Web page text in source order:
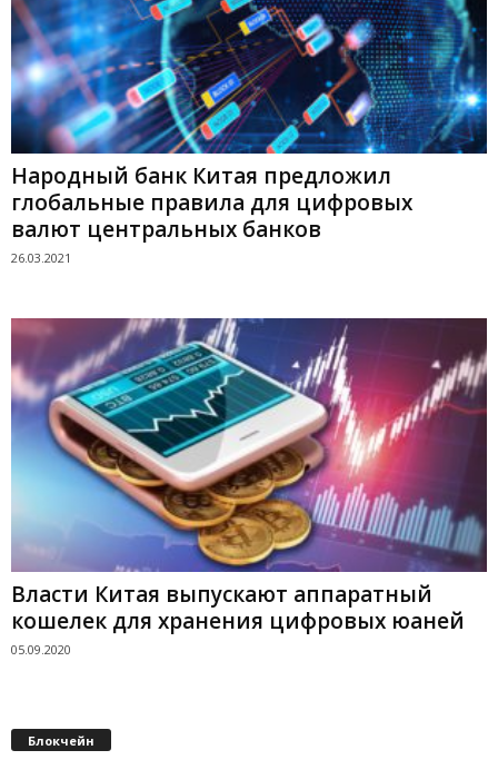
Народный банк Китая предложил
глобальные правила для цифровых
валют центральных банков
26.03.2021
Власти Китая выпускают аппаратный
кошелек для хранения цифровых юаней
05.09.2020
Блокчейн